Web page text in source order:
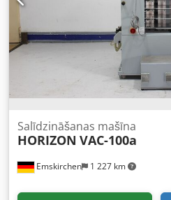
Emskirchen 1 227 km
Salīdzināšanas mašīna
HORIZON VAC-100a